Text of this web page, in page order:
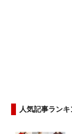
人気記事ランキ